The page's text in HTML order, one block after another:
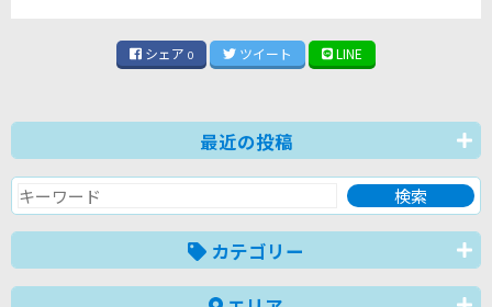
シェア 0 ツイート LINE
最近の投稿
カテゴリー